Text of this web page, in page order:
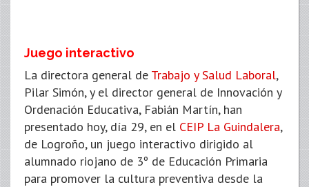
Juego interactivo
La directora general de Trabajo y Salud Laboral,
Pilar Simón, y el director general de Innovación y
Ordenación Educativa, Fabián Martín, han
presentado hoy, día 29, en el CEIP La Guindalera,
de Logroño, un juego interactivo dirigido al
alumnado riojano de 3º de Educación Primaria
para promover la cultura preventiva desde la